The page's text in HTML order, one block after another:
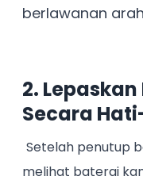
berlawanan
2.
Secara
Setelah penutup
melihat baterai